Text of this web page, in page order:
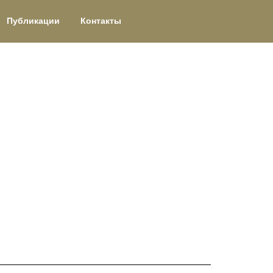
Публикации Контакты